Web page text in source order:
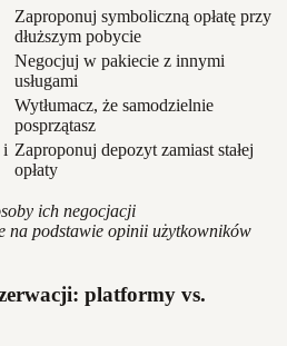
Zaproponuj symboliczną opłatę przy
dłuższym pobycie
Negocjuj w pakiecie z innymi
usługami
Wytłumacz, że samodzielnie
posprzątasz
i Zaproponuj depozyt zamiast stałej
opłaty
ich negocjacji
na podstawie opinii użytkowników
platformy vs.